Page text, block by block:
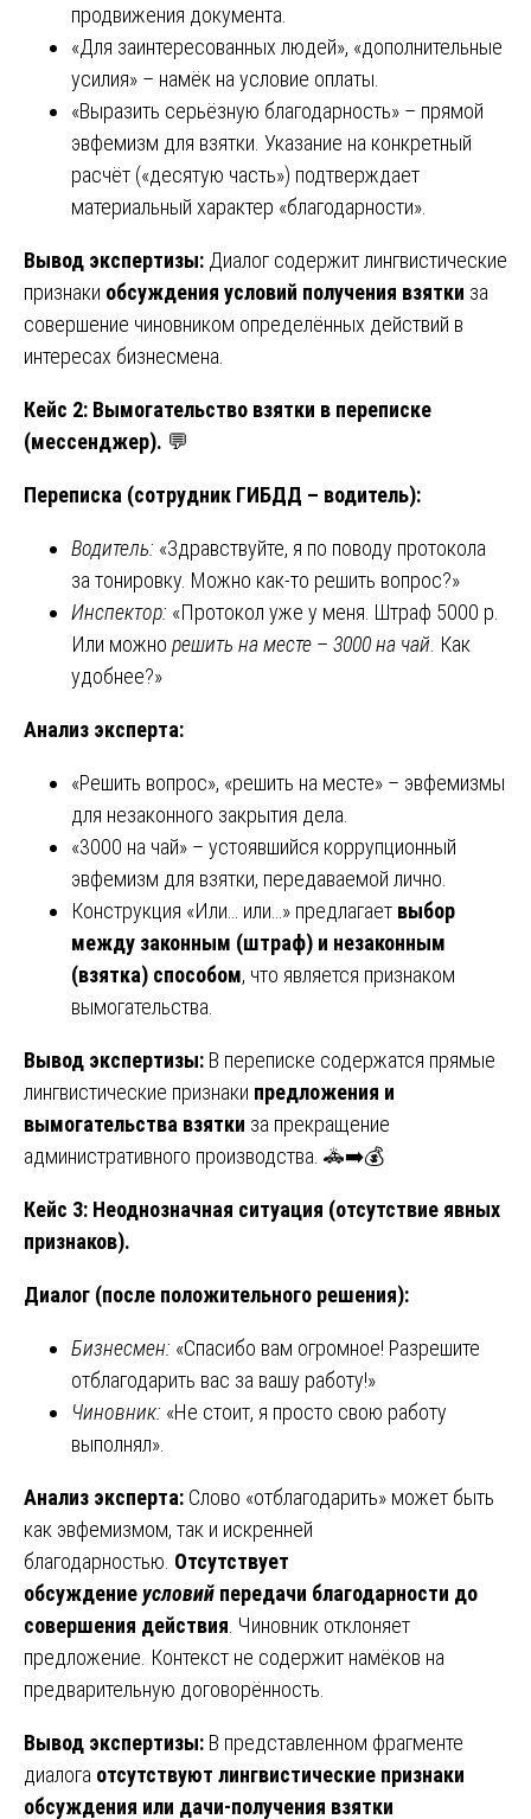
продвижения документа.
«Для заинтересованных людей», «дополнительные
усилия» – намёк на условие оплаты.
«Выразить серьёзную благодарность» – прямой
эвфемизм для взятки. Указание на конкретный
расчёт («десятую часть») подтверждает
материальный характер «благодарности».
Вывод экспертизы: Диалог содержит лингвистические
признаки обсуждения условий получения взятки за
совершение чиновником определённых действий в
интересах бизнесмена.
Кейс 2: Вымогательство взятки в переписке
(мессенджер). 💬
Переписка (сотрудник ГИБДД – водитель):
Водитель: «Здравствуйте, я по поводу протокола
за тонировку. Можно как-то решить вопрос?»
Инспектор: «Протокол уже у меня. Штраф 5000 р.
Или можно решить на месте – 3000 на чай . Как
удобнее?»
Анализ эксперта:
«Решить вопрос», «решить на месте» – эвфемизмы
для незаконного закрытия дела.
«3000 на чай» – устоявшийся коррупционный
эвфемизм для взятки, передаваемой лично.
Конструкция «Или… или…» предлагает выбор
между законным (штраф) и незаконным
(взятка) способом, что является признаком
вымогательства.
Вывод экспертизы: В переписке содержатся прямые
лингвистические признаки предложения и
вымогательства взятки за прекращение
административного производства. 🚓➡️💰
Кейс 3: Неоднозначная ситуация (отсутствие явных
признаков).
Диалог (после положительного решения):
Бизнесмен: «Спасибо вам огромное! Разрешите
отблагодарить вас за вашу работу!»
Чиновник: «Не стоит, я просто свою работу
выполнял».
Анализ эксперта: Слово «отблагодарить» может быть
как эвфемизмом, так и искренней
благодарностью. Отсутствует
обсуждение условий передачи благодарности до
совершения действия . Чиновник отклоняет
предложение. Контекст не содержит намёков на
предварительную договорённость.
Вывод экспертизы: В представленном фрагменте
диалога отсутствуют лингвистические признаки
обсуждения или дачи-получения взятки